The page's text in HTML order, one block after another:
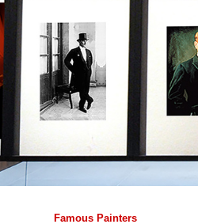
Famous Painters